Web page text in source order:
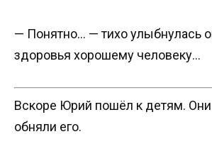
— Понятно… — тихо улыбнулась
здоровья хорошему человеку…
Вскоре Юрий пошёл к детям.
обняли его.